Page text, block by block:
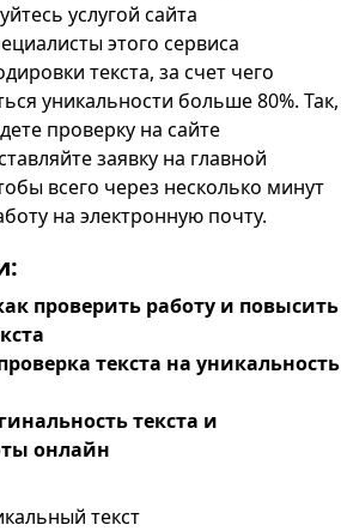
услугой сайта
этого сервиса
текста, за счет чего
уникальности больше 80%. Так,
проверку на сайте
заявку на главной
всего через несколько минут
на электронную почту.
проверить работу и повысить
текста на уникальность
текста и
онлайн
текст